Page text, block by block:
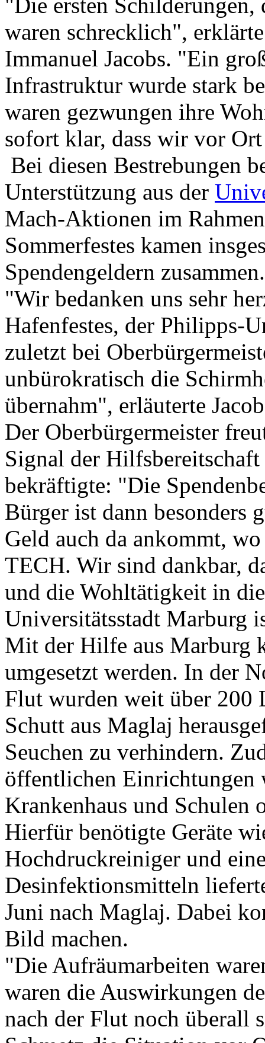
waren schrecklich",
Immanuel Jacobs. "Ein
Infrastruktur wurde stark
waren gezwungen ihre
sofort klar, dass wir vor
Bei diesen Bestrebungen
Unterstützung aus der
Mach-Aktionen im
Sommerfestes kamen
Spendengeldern zusammen.
"Wir bedanken uns sehr
Hafenfestes, der Philipps-
zuletzt bei
unbürokratisch die
übernahm", erläuterte
Der Oberbürgermeister
Signal der
bekräftigte: "Die
Bürger ist dann besonders
Geld auch da ankommt,
TECH. Wir sind dankbar,
und die Wohltätigkeit in
Universitätsstadt Marburg
Mit der Hilfe aus Marburg
umgesetzt werden. In der
Flut wurden weit über 200
Schutt aus Maglaj
Seuchen zu verhindern.
öffentlichen Einrichtungen
Krankenhaus und Schulen
Hierfür benötigte Geräte
Hochdruckreiniger und
Desinfektionsmitteln
Juni nach Maglaj. Dabei
Bild machen.
"Die Aufräumarbeiten
waren die Auswirkungen
nach der Flut noch überall